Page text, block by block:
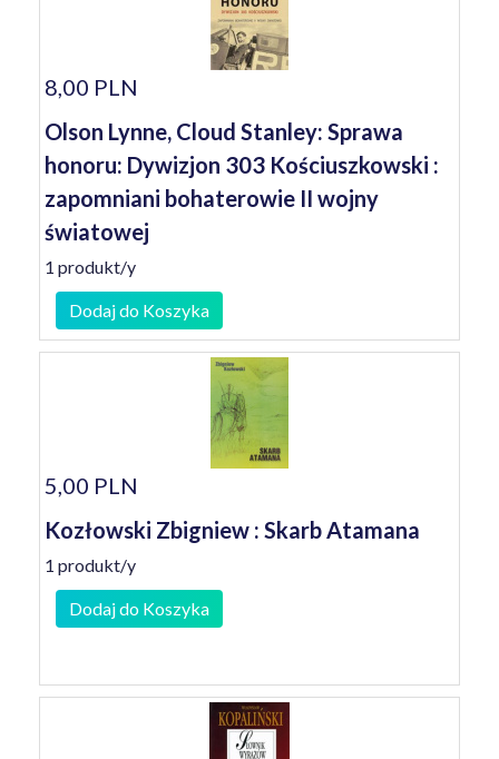
8,00 PLN
Olson Lynne, Cloud Stanley: Sprawa
honoru: Dywizjon 303 Kościuszkowski :
zapomniani bohaterowie II wojny
światowej
1 produkt/y
Dodaj do Koszyka
5,00 PLN
Kozłowski Zbigniew : Skarb Atamana
1 produkt/y
Dodaj do Koszyka